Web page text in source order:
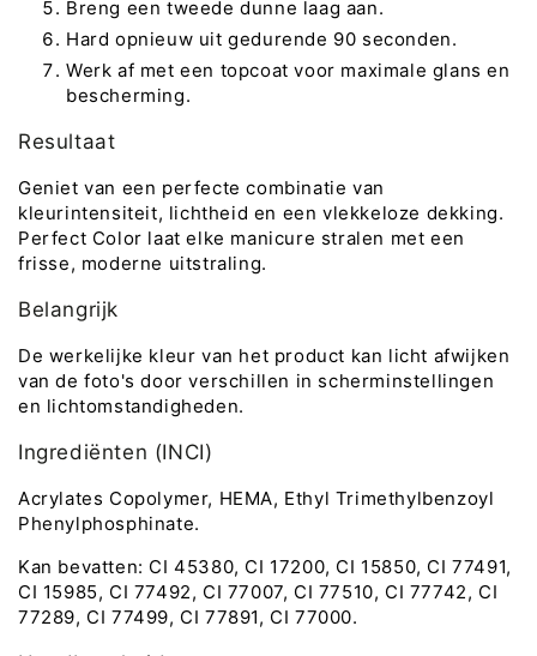
Breng een tweede dunne laag aan.
Hard opnieuw uit gedurende 90 seconden.
Werk af met een topcoat voor maximale glans en
bescherming.
Resultaat
Geniet van een perfecte combinatie van
kleurintensiteit, lichtheid en een vlekkeloze dekking.
Perfect Color laat elke manicure stralen met een
frisse, moderne uitstraling.
Belangrijk
De werkelijke kleur van het product kan licht afwijken
van de foto's door verschillen in scherminstellingen
en lichtomstandigheden.
Ingrediënten (INCI)
Acrylates Copolymer, HEMA, Ethyl Trimethylbenzoyl
Phenylphosphinate.
Kan bevatten: CI 45380, CI 17200, CI 15850, CI 77491,
CI 15985, CI 77492, CI 77007, CI 77510, CI 77742, CI
77289, CI 77499, CI 77891, CI 77000.